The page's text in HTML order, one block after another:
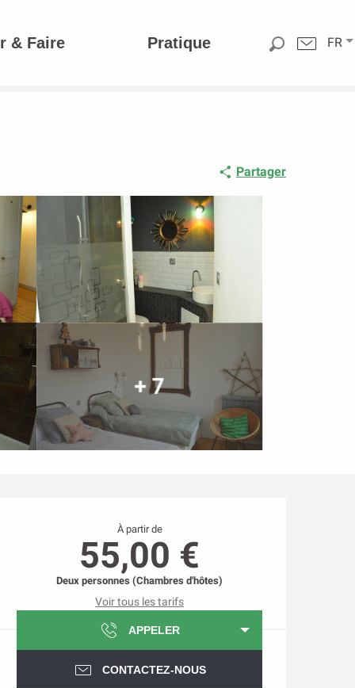
FR
& Faire Pratique
Partager
+ 7
À partir de
55,00 €
Deux personnes (Chambres d'hôtes)
Voir tous les tarifs
APPELER
CONTACTEZ-NOUS